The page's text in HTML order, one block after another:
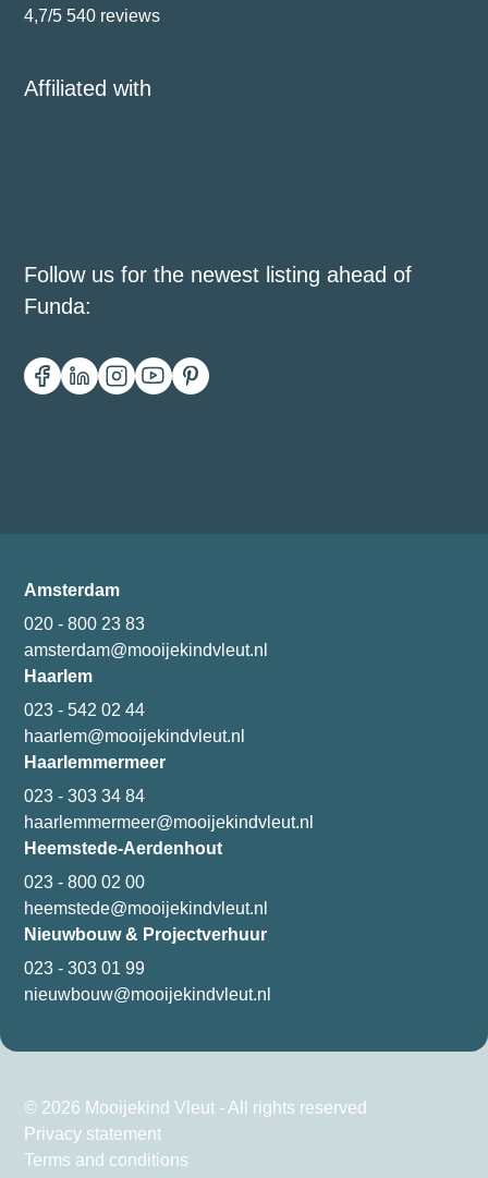
4,7/5 540 reviews
Affiliated with
Follow us for the newest listing ahead of
Funda:
Amsterdam
020 - 800 23 83
amsterdam@mooijekindvleut.nl
Haarlem
023 - 542 02 44
haarlem@mooijekindvleut.nl
Haarlemmermeer
023 - 303 34 84
haarlemmermeer@mooijekindvleut.nl
Heemstede-Aerdenhout
023 - 800 02 00
heemstede@mooijekindvleut.nl
Nieuwbouw & Projectverhuur
023 - 303 01 99
nieuwbouw@mooijekindvleut.nl
© 2026 Mooijekind Vleut - All rights reserved
Privacy statement
Terms and conditions